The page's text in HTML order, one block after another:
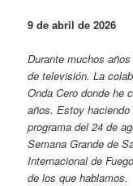
9 de abril de 2026
Durante muchos
de televisión. La
Onda Cero donde he
años. Estoy
programa del 24 de
Semana Grande de
Internacional de
de los que hablamos.